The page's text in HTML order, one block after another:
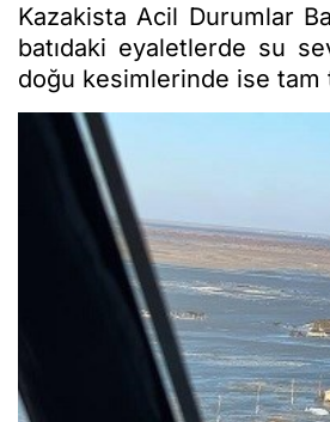
Kazakista Acil Durumlar
batıdaki eyaletlerde su
doğu kesimlerinde ise